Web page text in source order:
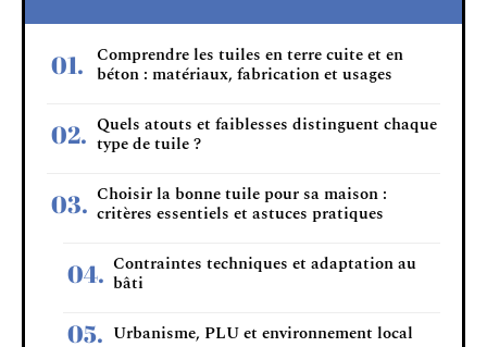
Comprendre les tuiles en terre cuite et en
béton : matériaux, fabrication et usages
Quels atouts et faiblesses distinguent chaque
type de tuile ?
Choisir la bonne tuile pour sa maison :
critères essentiels et astuces pratiques
Contraintes techniques et adaptation au
bâti
Urbanisme, PLU et environnement local